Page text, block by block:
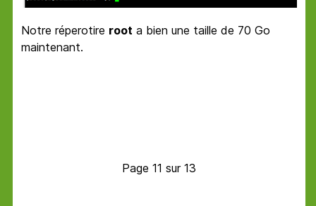
Notre réperotire root a bien une taille de 70 Go
maintenant.
Page 11 sur 13